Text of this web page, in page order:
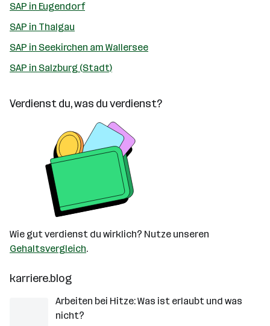
SAP in Eugendorf
SAP in Thalgau
SAP in Seekirchen am Wallersee
SAP in Salzburg (Stadt)
Verdienst du, was du verdienst?
Wie gut verdienst du wirklich? Nutze unseren
Gehaltsvergleich.
karriere.blog
Arbeiten bei Hitze: Was ist erlaubt und was
nicht?